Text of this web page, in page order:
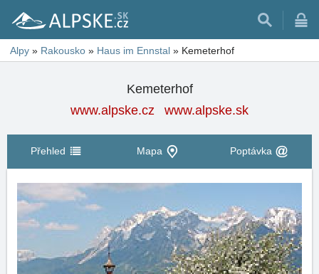
Alpy » Rakousko » Haus im Ennstal » Kemeterhof
Kemeterhof
www.alpske.cz
www.alpske.sk
Přehled Mapa Poptávka